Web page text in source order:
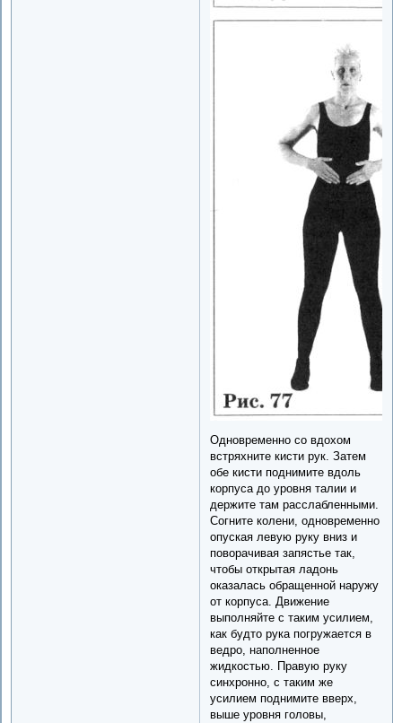
Одновременно со вдохом
встряхните кисти рук. Затем
обе кисти поднимите вдоль
корпуса до уровня талии и
держите там расслабленными.
Согните колени, одновременно
опуская левую руку вниз и
поворачивая запястье так,
чтобы открытая ладонь
оказалась обращенной наружу
от корпуса. Движение
выполняйте с таким усилием,
как будто рука погружается в
ведро, наполненное
жидкостью. Правую руку
синхронно, с таким же
усилием поднимите вверх,
выше уровня головы,